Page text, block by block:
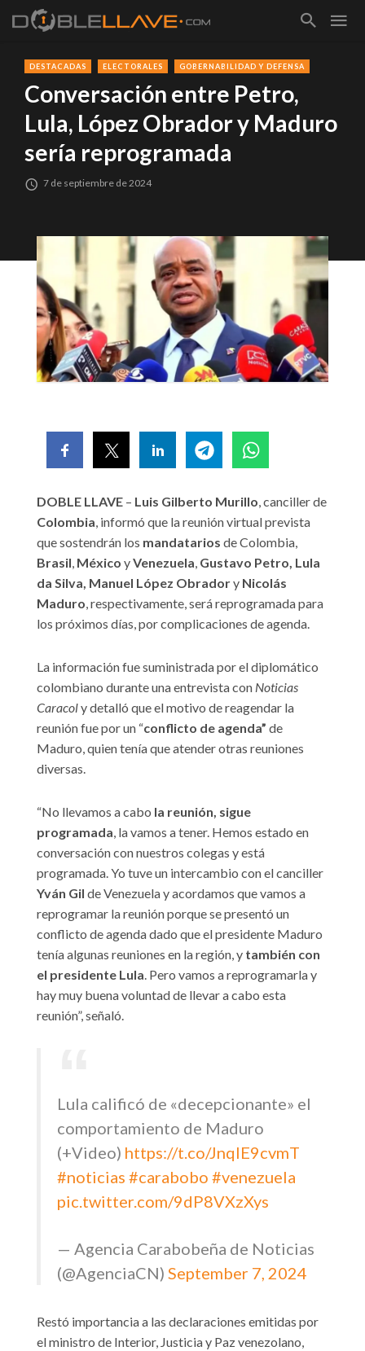
DESTACADAS ELECTORALES GOBERNABILIDAD Y DEFENSA
Conversación entre Petro,
Lula, López Obrador y Maduro
sería reprogramada
7 de septiembre de 2024
DOBLE LLAVE – Luis Gilberto Murillo, canciller de
Colombia, informó que la reunión virtual prevista
que sostendrán los mandatarios de Colombia,
Brasil, México yVenezuela, Gustavo Petro, Lula
da Silva, Manuel López Obradory Nicolás
Maduro, respectivamente, será reprogramada para
los próximos días, por complicaciones de agenda.
La información fue suministrada por el diplomático
colombiano durante una entrevista con Noticias
Caracoly detalló que el motivo de reagendar la
reunión fue por un “conflicto de agenda” de
Maduro, quien tenía que atender otras reuniones
diversas.
“No llevamos a cabo la reunión, sigue
programada, la vamos a tener. Hemos estado en
conversación con nuestros colegas y está
programada. Yo tuve un intercambio con el canciller
Yván Gil de Venezuela y acordamos que vamos a
reprogramar la reunión porque se presentó un
conflicto de agenda dado que el presidente Maduro
tenía algunas reuniones en la región, y también con
el presidente Lula. Pero vamos a reprogramarla y
hay muy buena voluntad de llevar a cabo esta
reunión”, señaló.
Lula calificó de «decepcionante» el
comportamiento de Maduro
(+Video) https://t.co/JnqlE9cvmT
#noticias #carabobo #venezuela
pic.twitter.com/9dP8VXzXys
— Agencia Carabobeña de Noticias
(@AgenciaCN) September 7, 2024
Restó importancia a las declaraciones emitidas por
el ministro de Interior, Justicia y Paz venezolano,